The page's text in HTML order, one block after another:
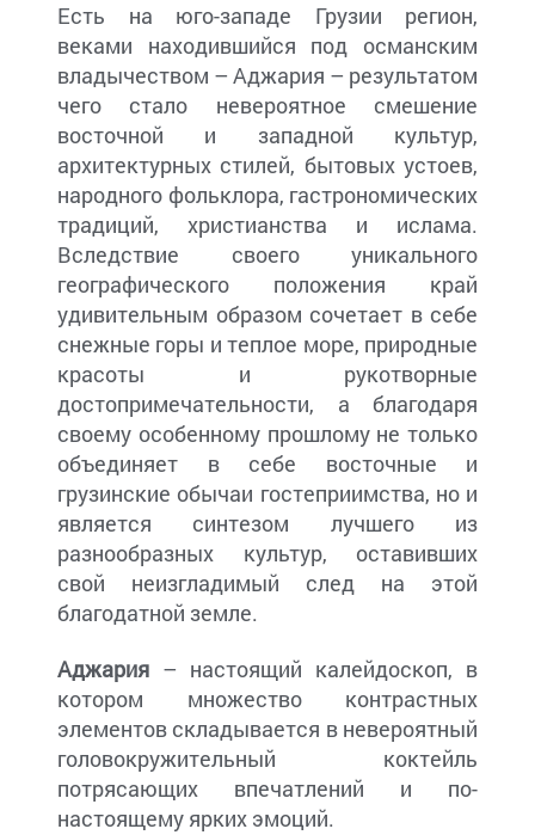
Есть на юго-западе Грузии регион,
веками находившийся под османским
владычеством – Аджария – результатом
чего стало невероятное смешение
восточной и западной культур,
архитектурных стилей, бытовых устоев,
народного фольклора, гастрономических
традиций, христианства и ислама.
Вследствие своего уникального
географического положения край
удивительным образом сочетает в себе
снежные горы и теплое море, природные
красоты и рукотворные
достопримечательности, а благодаря
своему особенному прошлому не только
объединяет в себе восточные и
грузинские обычаи гостеприимства, но и
является синтезом лучшего из
разнообразных культур, оставивших
свой неизгладимый след на этой
благодатной земле.
Аджария – настоящий калейдоскоп, в
котором множество контрастных
элементов складывается в невероятный
головокружительный коктейль
потрясающих впечатлений и по-
настоящему ярких эмоций.